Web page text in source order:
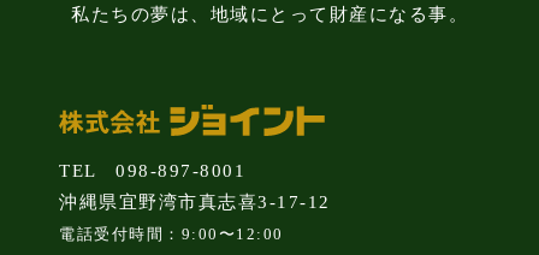
私たちの夢は、地域にとって財産になる事。
TEL 098-897-8001
沖縄県宜野湾市真志喜3-17-12
電話受付時間：9:00〜12:00